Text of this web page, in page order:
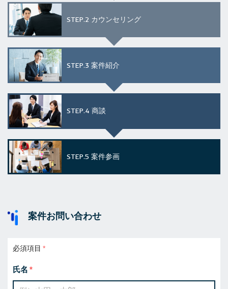
STEP.2 カウンセリング
STEP.3 案件紹介
STEP.4 商談
STEP.5 案件参画
案件お問い合わせ
必須項目
氏名